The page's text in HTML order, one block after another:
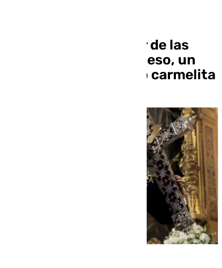
La estancia del Señor de las
Penas en el Buen Suceso, un
recuerdo a su vínculo carmelita